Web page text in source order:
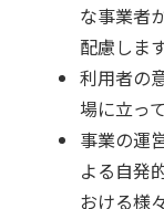
な事業者
配慮します
利用者の
場に立っ
事業の運
よる自発
おける様